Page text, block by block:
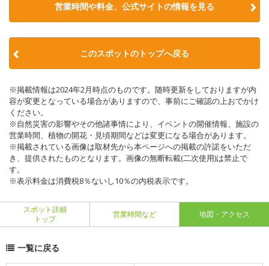
営業時間や料金、公式サイトの情報を見る
このスポットのトップへ戻る
※掲載情報は2024年2月時点のものです。随時更新をしておりますが内
容が変更となっている場合がありますので、事前にご確認の上おでかけ
ください。
※自然災害の影響やその他諸事情により、イベントの開催情報、施設の
営業時間、植物の開花・見頃期間などは変更になる場合があります。
※掲載されている画像は取材先から本ページへの掲載の許諾をいただ
き、提供されたものとなります。画像の無断転載(二次使用)は禁止で
す。
※表示料金は消費税8％ないし10％の内税表示です。
スポット詳細
トップ
営業時間など 地図・アクセス
一覧に戻る